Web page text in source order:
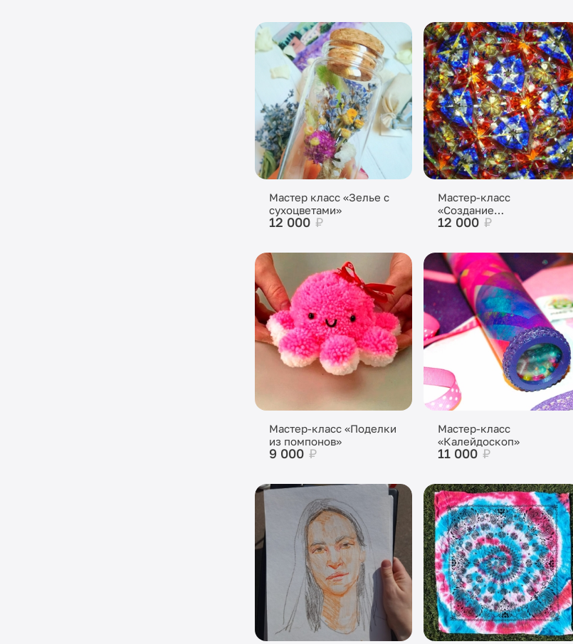
Мастер класс «Зелье с
сухоцветами»
12 000 ₽
Мастер-класс
«Создание
колейдоскопа»
12 000 ₽
Мастер-класс «Поделки
из помпонов»
9 000 ₽
Мастер-класс
«Калейдоскоп»
11 000 ₽